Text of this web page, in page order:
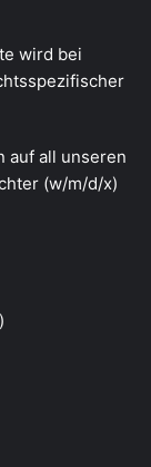
wird bei
auf all unseren
(w/m/d/x)